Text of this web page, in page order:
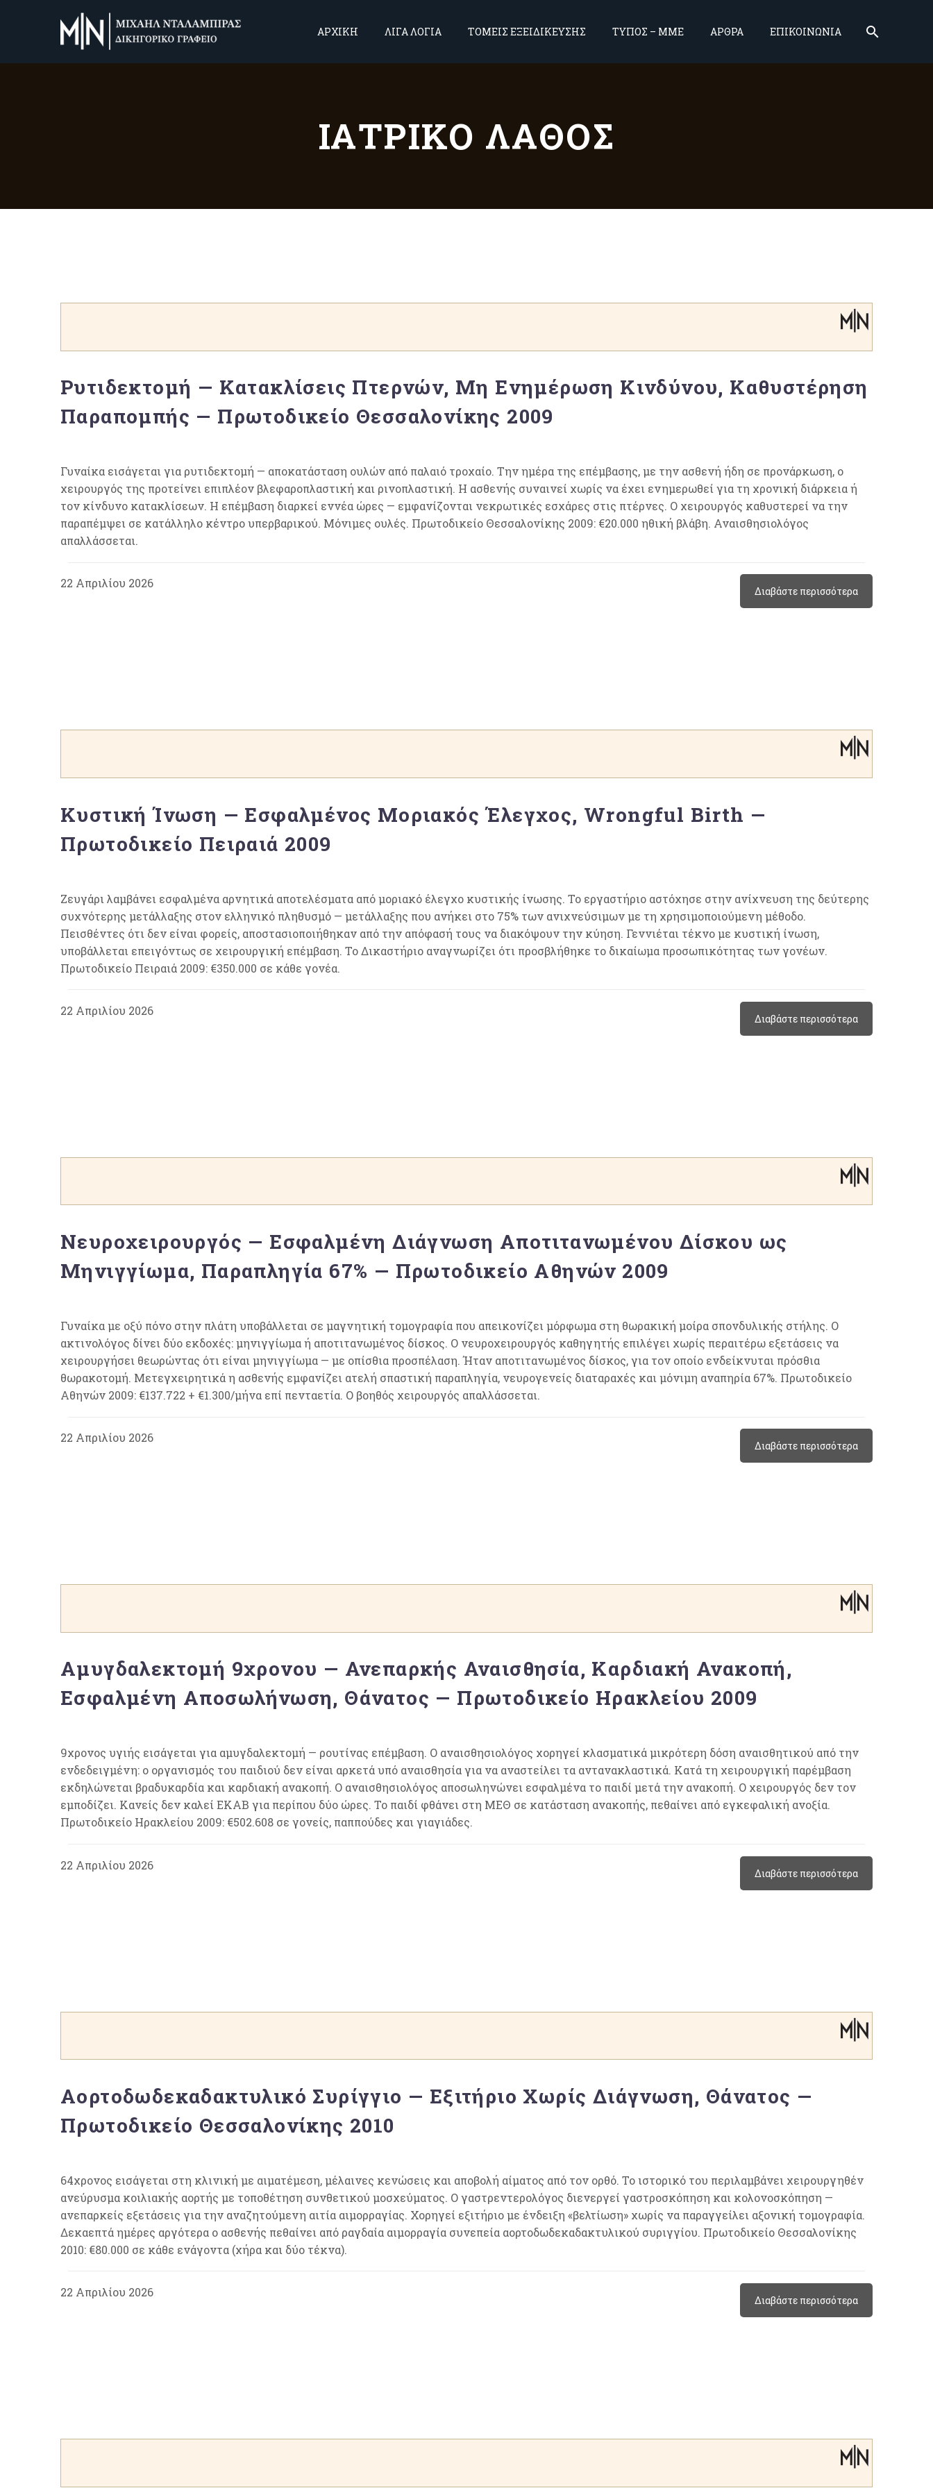
ΑΡΧΙΚΗ ΛΙΓΑ ΛΟΓΙΑ ΤΟΜΕΙΣ ΕΞΕΙΔΙΚΕΥΣΗΣ ΤΥΠΟΣ – ΜΜΕ ΑΡΘΡΑ ΕΠΙΚΟΙΝΩΝΙΑ
ΙΑΤΡΙΚΌ ΛΆΘΟΣ
Ρυτιδεκτομή — Κατακλίσεις Πτερνών, Μη Ενημέρωση Κινδύνου, Καθυστέρηση
Παραπομπής — Πρωτοδικείο Θεσσαλονίκης 2009
Γυναίκα εισάγεται για ρυτιδεκτομή — αποκατάσταση ουλών από παλαιό τροχαίο. Την ημέρα της επέμβασης, με την ασθενή ήδη σε προνάρκωση, ο
χειρουργός της προτείνει επιπλέον βλεφαροπλαστική και ρινοπλαστική. Η ασθενής συναινεί χωρίς να έχει ενημερωθεί για τη χρονική διάρκεια ή
τον κίνδυνο κατακλίσεων. Η επέμβαση διαρκεί εννέα ώρες — εμφανίζονται νεκρωτικές εσχάρες στις πτέρνες. Ο χειρουργός καθυστερεί να την
παραπέμψει σε κατάλληλο κέντρο υπερβαρικού. Μόνιμες ουλές. Πρωτοδικείο Θεσσαλονίκης 2009: €20.000 ηθική βλάβη. Αναισθησιολόγος
απαλλάσσεται.
22 Απριλίου 2026
Διαβάστε περισσότερα
Κυστική Ίνωση — Εσφαλμένος Μοριακός Έλεγχος, Wrongful Birth —
Πρωτοδικείο Πειραιά 2009
Ζευγάρι λαμβάνει εσφαλμένα αρνητικά αποτελέσματα από μοριακό έλεγχο κυστικής ίνωσης. Το εργαστήριο αστόχησε στην ανίχνευση της δεύτερης
συχνότερης μετάλλαξης στον ελληνικό πληθυσμό — μετάλλαξης που ανήκει στο 75% των ανιχνεύσιμων με τη χρησιμοποιούμενη μέθοδο.
Πεισθέντες ότι δεν είναι φορείς, αποστασιοποιήθηκαν από την απόφασή τους να διακόψουν την κύηση. Γεννιέται τέκνο με κυστική ίνωση,
υποβάλλεται επειγόντως σε χειρουργική επέμβαση. Το Δικαστήριο αναγνωρίζει ότι προσβλήθηκε το δικαίωμα προσωπικότητας των γονέων.
Πρωτοδικείο Πειραιά 2009: €350.000 σε κάθε γονέα.
22 Απριλίου 2026
Διαβάστε περισσότερα
Νευροχειρουργός — Εσφαλμένη Διάγνωση Αποτιτανωμένου Δίσκου ως
Μηνιγγίωμα, Παραπληγία 67% — Πρωτοδικείο Αθηνών 2009
Γυναίκα με οξύ πόνο στην πλάτη υποβάλλεται σε μαγνητική τομογραφία που απεικονίζει μόρφωμα στη θωρακική μοίρα σπονδυλικής στήλης. Ο
ακτινολόγος δίνει δύο εκδοχές: μηνιγγίωμα ή αποτιτανωμένος δίσκος. Ο νευροχειρουργός καθηγητής επιλέγει χωρίς περαιτέρω εξετάσεις να
χειρουργήσει θεωρώντας ότι είναι μηνιγγίωμα — με οπίσθια προσπέλαση. Ήταν αποτιτανωμένος δίσκος, για τον οποίο ενδείκνυται πρόσθια
θωρακοτομή. Μετεγχειρητικά η ασθενής εμφανίζει ατελή σπαστική παραπληγία, νευρογενείς διαταραχές και μόνιμη αναπηρία 67%. Πρωτοδικείο
Αθηνών 2009: €137.722 + €1.300/μήνα επί πενταετία. Ο βοηθός χειρουργός απαλλάσσεται.
22 Απριλίου 2026
Διαβάστε περισσότερα
Αμυγδαλεκτομή 9χρονου — Ανεπαρκής Αναισθησία, Καρδιακή Ανακοπή,
Εσφαλμένη Αποσωλήνωση, Θάνατος — Πρωτοδικείο Ηρακλείου 2009
9χρονος υγιής εισάγεται για αμυγδαλεκτομή — ρουτίνας επέμβαση. Ο αναισθησιολόγος χορηγεί κλασματικά μικρότερη δόση αναισθητικού από την
ενδεδειγμένη: ο οργανισμός του παιδιού δεν είναι αρκετά υπό αναισθησία για να αναστείλει τα αντανακλαστικά. Κατά τη χειρουργική παρέμβαση
εκδηλώνεται βραδυκαρδία και καρδιακή ανακοπή. Ο αναισθησιολόγος αποσωληνώνει εσφαλμένα το παιδί μετά την ανακοπή. Ο χειρουργός δεν τον
εμποδίζει. Κανείς δεν καλεί ΕΚΑΒ για περίπου δύο ώρες. Το παιδί φθάνει στη ΜΕΘ σε κατάσταση ανακοπής, πεθαίνει από εγκεφαλική ανοξία.
Πρωτοδικείο Ηρακλείου 2009: €502.608 σε γονείς, παππούδες και γιαγιάδες.
22 Απριλίου 2026
Διαβάστε περισσότερα
Αορτοδωδεκαδακτυλικό Συρίγγιο — Εξιτήριο Χωρίς Διάγνωση, Θάνατος —
Πρωτοδικείο Θεσσαλονίκης 2010
64χρονος εισάγεται στη κλινική με αιματέμεση, μέλαινες κενώσεις και αποβολή αίματος από τον ορθό. Το ιστορικό του περιλαμβάνει χειρουργηθέν
ανεύρυσμα κοιλιακής αορτής με τοποθέτηση συνθετικού μοσχεύματος. Ο γαστρεντερολόγος διενεργεί γαστροσκόπηση και κολονοσκόπηση —
ανεπαρκείς εξετάσεις για την αναζητούμενη αιτία αιμορραγίας. Χορηγεί εξιτήριο με ένδειξη «βελτίωση» χωρίς να παραγγείλει αξονική τομογραφία.
Δεκαεπτά ημέρες αργότερα ο ασθενής πεθαίνει από ραγδαία αιμορραγία συνεπεία αορτοδωδεκαδακτυλικού συριγγίου. Πρωτοδικείο Θεσσαλονίκης
2010: €80.000 σε κάθε ενάγοντα (χήρα και δύο τέκνα).
22 Απριλίου 2026
Διαβάστε περισσότερα